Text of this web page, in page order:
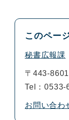
このペー
秘書広報課
〒443-8601
Tel：0533-
お問い合わ